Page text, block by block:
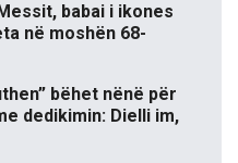
babai i ikones
në moshën 68-
bëhet nënë për
dedikimin: Dielli im,